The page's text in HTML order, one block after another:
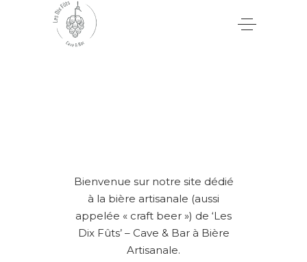
Bienvenue sur notre site dédié
à la bière artisanale (aussi
appelée « craft beer ») de ‘Les
Dix Fûts’ – Cave & Bar à Bière
Artisanale.